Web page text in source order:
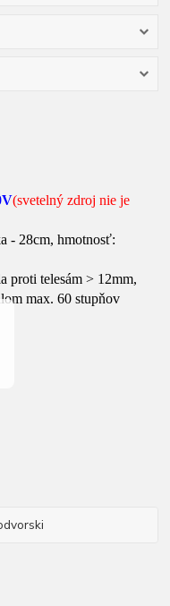
(svetelný zdroj nie je
- 28cm, hmotnosť:
proti telesám > 12mm,
max. 60 stupňov